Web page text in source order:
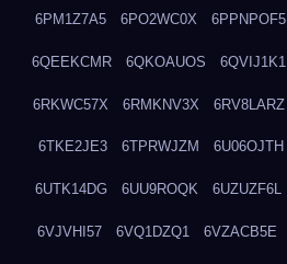
6PM1Z7A5 6PO2WC0X 6PPNPOF5
6QEEKCMR 6QKOAUOS 6QVIJ1K1
6RKWC57X 6RMKNV3X 6RV8LARZ
6TKE2JE3 6TPRWJZM 6U06OJTH
6UTK14DG 6UU9ROQK 6UZUZF6L
6VJVHI57 6VQ1DZQ1 6VZACB5E